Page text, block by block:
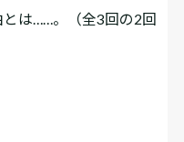
は……。（全3回の2回